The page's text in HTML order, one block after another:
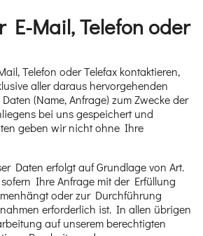
E-Mail, Telefon oder
Telefon oder Telefax kontaktieren,
aller daraus hervorgehenden
(Name, Anfrage) zum Zwecke der
bei uns gespeichert und
geben wir nicht ohne Ihre
Daten erfolgt auf Grundlage von Art.
sofern Ihre Anfrage mit der Erfüllung
oder zur Durchführung
erforderlich ist. In allen übrigen
auf unserem berechtigten